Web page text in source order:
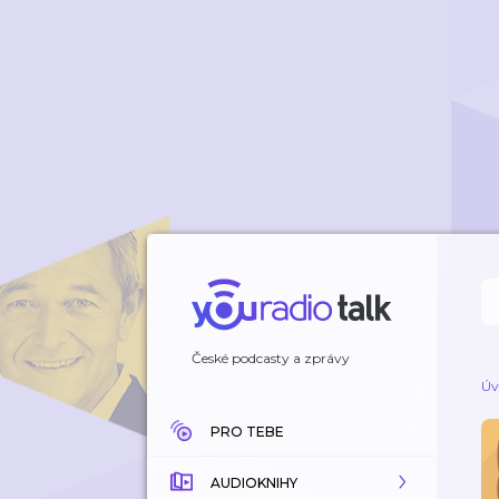
České podcasty a zprávy
PRO TEBE
AUDIOKNIHY